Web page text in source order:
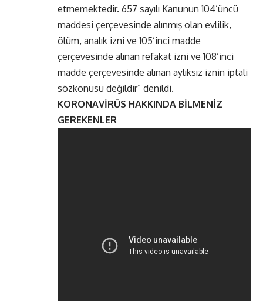
etmemektedir. 657 sayılı Kanunun 104’üncü
maddesi çerçevesinde alınmış olan evlilik,
ölüm, analık izni ve 105’inci madde
çerçevesinde alınan refakat izni ve 108’inci
madde çerçevesinde alınan aylıksız iznin iptali
sözkonusu değildir” denildi.
KORONAVİRÜS HAKKINDA BİLMENİZ
GEREKENLER